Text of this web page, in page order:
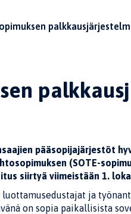
pääsopijajärjestöt
(SOTE-
siirtyä viimeistään 1.
luottamusedustajat ja
on sopia paikallisista